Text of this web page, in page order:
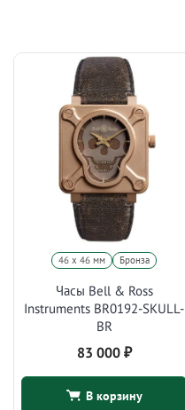
46 х 46 мм Бронза
Часы Bell & Ross
Instruments BR0192-SKULL-
BR
83 000 ₽
В корзину